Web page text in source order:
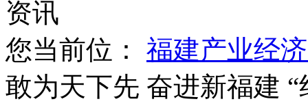
资讯
您当前位： 福建产业经
敢为天下先 奋进新福建